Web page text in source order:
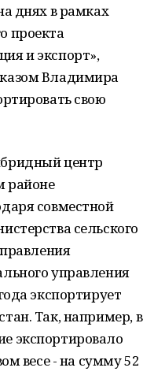
днях в рамках
проекта
и экспорт»,
Владимира
свою
центр
районе
совместной
сельского
управления
экспортирует
Так, например, в
экспортировало
весе - на сумму 52